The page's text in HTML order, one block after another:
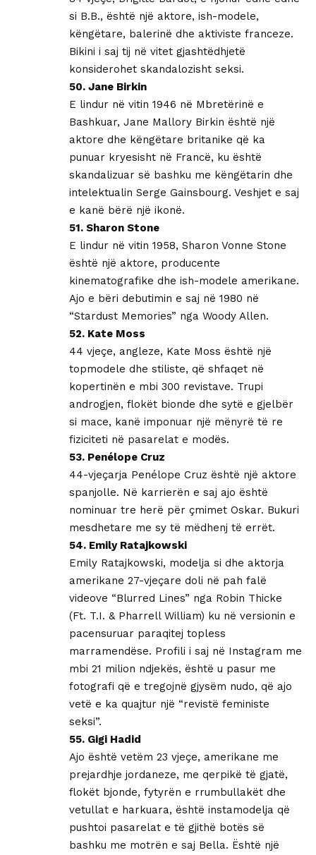
si B.B., është një aktore, ish-modele,
këngëtare, balerinë dhe aktiviste franceze.
Bikini i saj tij në vitet gjashtëdhjetë
konsiderohet skandalozisht seksi.
50. Jane Birkin
E lindur në vitin 1946 në Mbretërinë e
Bashkuar, Jane Mallory Birkin është një
aktore dhe këngëtare britanike që ka
punuar kryesisht në Francë, ku është
skandalizuar së bashku me këngëtarin dhe
intelektualin Serge Gainsbourg. Veshjet e saj
e kanë bërë një ikonë.
51. Sharon Stone
E lindur në vitin 1958, Sharon Vonne Stone
është një aktore, producente
kinematografike dhe ish-modele amerikane.
Ajo e bëri debutimin e saj në 1980 në
“Stardust Memories” nga Woody Allen.
52. Kate Moss
44 vjeçe, angleze, Kate Moss është një
topmodele dhe stiliste, që shfaqet në
kopertinën e mbi 300 revistave. Trupi
androgjen, flokët bionde dhe sytë e gjelbër
si mace, kanë imponuar një mënyrë të re
fiziciteti në pasarelat e modës.
53. Penélope Cruz
44-vjeçarja Penélope Cruz është një aktore
spanjolle. Në karrierën e saj ajo është
nominuar tre herë për çmimet Oskar. Bukuri
mesdhetare me sy të mëdhenj të errët.
54. Emily Ratajkowski
Emily Ratajkowski, modelja si dhe aktorja
amerikane 27-vjeçare doli në pah falë
videove “Blurred Lines” nga Robin Thicke
(Ft. T.I. & Pharrell William) ku në versionin e
pacensuruar paraqitej topless
marramendëse. Profili i saj në Instagram me
mbi 21 milion ndjekës, është u pasur me
fotografi që e tregojnë gjysëm nudo, që ajo
vetë e ka quajtur një “revistë feministe
seksi”.
55. Gigi Hadid
Ajo është vetëm 23 vjeçe, amerikane me
prejardhje jordaneze, me qerpikë të gjatë,
flokët bjonde, fytyrën e rrumbullakët dhe
vetullat e harkuara, është instamodelja që
pushtoi pasarelat e të gjithë botës së
bashku me motrën e saj Bella. Është një